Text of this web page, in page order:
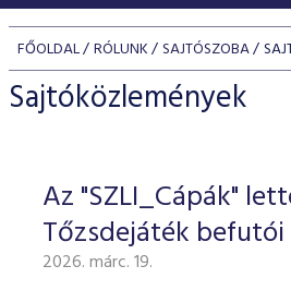
KERESKEDÉSI ADATOK
INDEXEK
Jelzáloglevél indexek
Vállalati kötvény indexek
Azonnali Piac
Részvények
Származékos piac
BEFEKTETŐK
Részvény szekció
Hitelpapír szekció
BÉT szabályzatok
Befektetővédelem
Alkalmazott díjstruktúra
Elszámolás
Részvény és vállalati kötvény
program
BÉT Xtend - Részvénypiac
TŐZSDETAGOK
Tőzsdetagok, üzletkötők
VENDOROK
FŐOLDAL RÓLUNK SAJTÓSZOBA
Sajtóközlemények
Az "SZLI_Cápák"
Tőzsdejáték befutói
2026. márc. 19.